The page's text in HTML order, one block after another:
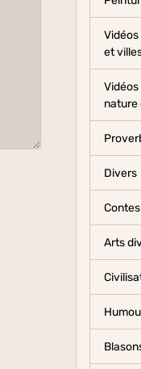
et
nature
Divers
Contes
Arts